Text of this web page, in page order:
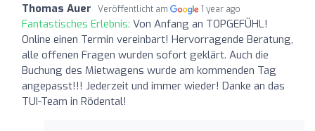
Thomas Auer Veröffentlicht am 1 year ago
Fantastisches Erlebnis: Von Anfang an TOPGEFÜHL!
Online einen Termin vereinbart! Hervorragende Beratung,
alle offenen Fragen wurden sofort geklärt. Auch die
Buchung des Mietwagens wurde am kommenden Tag
angepasst!!! Jederzeit und immer wieder! Danke an das
TUI-Team in Rödental!